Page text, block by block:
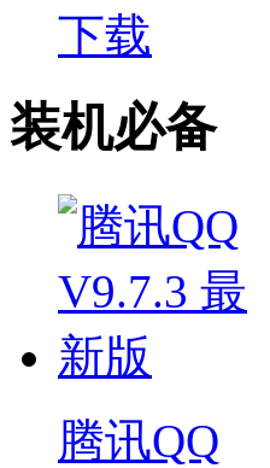
下载
装机必备
腾讯QQ